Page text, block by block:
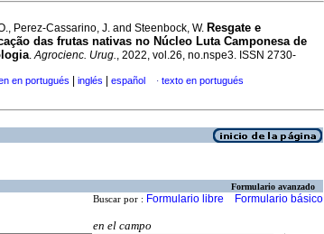
Perez-Cassarino, J. and Steenbock, W. Resgate e
das frutas nativas no Núcleo Luta Camponesa de
.Agrocienc. Urug., 2022, vol.26, no.nspe3. ISSN 2730-
en portugués inglés español · texto en portugués
Formulario avanzado
Buscar por : Formulario libre Formulario básico
en el campo